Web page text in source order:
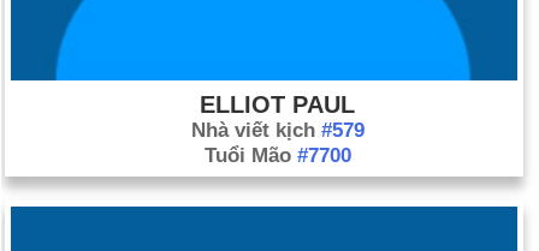
ELLIOT PAUL
Nhà viết kịch #579
Tuổi Mão #7700